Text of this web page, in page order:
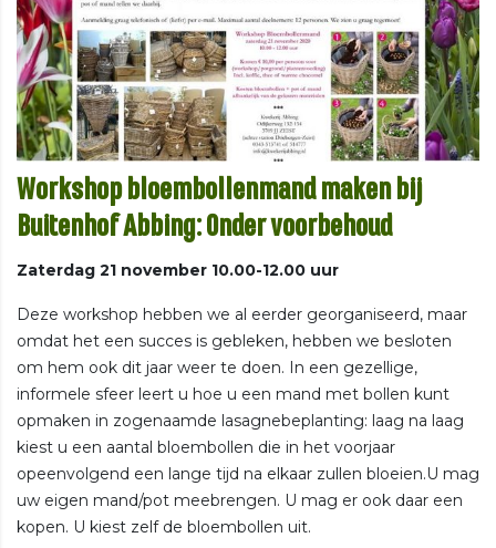
Workshop bloembollenmand maken bij
Buitenhof Abbing: Onder voorbehoud
Zaterdag 21 november 10.00-12.00 uur
Deze workshop hebben we al eerder georganiseerd, maar
omdat het een succes is gebleken, hebben we besloten
om hem ook dit jaar weer te doen. In een gezellige,
informele sfeer leert u hoe u een mand met bollen kunt
opmaken in zogenaamde lasagnebeplanting: laag na laag
kiest u een aantal bloembollen die in het voorjaar
opeenvolgend een lange tijd na elkaar zullen bloeien.U mag
uw eigen mand/pot meebrengen. U mag er ook daar een
kopen. U kiest zelf de bloembollen uit.